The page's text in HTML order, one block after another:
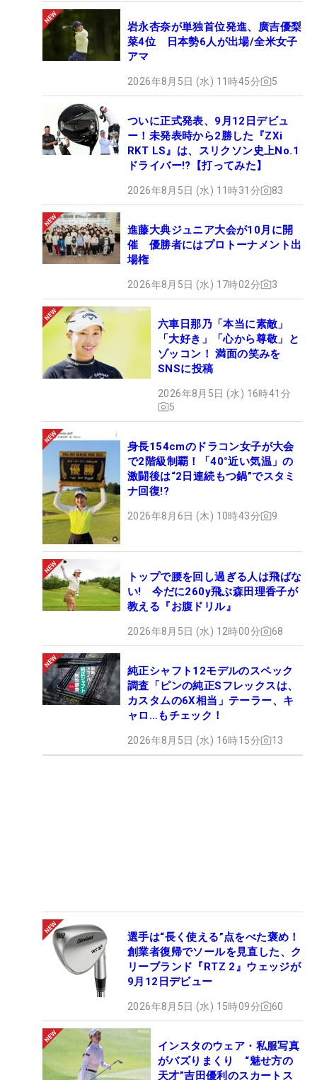
岩永杏奈が単独首位発進、廣吉優梨
菜4位 日本勢6人が出場/全米女子
アマ
2026年8月5日 (水) 11時45分 5
ついに正式発表、9月12日デビュ
ー！未発表時から2勝した『ZXi
RKT LS』は、スリクソン史上No.1
ドライバー!?【打ってみた】
2026年8月5日 (水) 11時31分 83
進藤大典ジュニア大会が10月に開
催 優勝者にはプロトーナメント出
場権
2026年8月5日 (水) 17時02分 3
六車日那乃「本当に素敵」
「大好き」「心から尊敬」と
ゾッコン！ 満面の笑みを
SNSに投稿
2026年8月5日 (水) 16時41分
5
身長154cmのドラコン女子が大会
で2階級制覇！「40°近い気温」の
激闘後は“2日連続もつ鍋”でスタミ
ナ回復!?
2026年8月6日 (木) 10時43分 9
トップで腰を回し過ぎる人は飛ばな
い! 今だに260y飛ぶ森田理香子が
教える『お腹ドリル』
2026年8月5日 (水) 12時00分 68
純正シャフト12モデルのスペック
調査「ピンの純正Sフレックスは、
カスタムの6X相当」テーラー、キ
ャロ…もチェック！
2026年8月5日 (水) 16時15分 13
選手は“長く使える”点をべた褒め！
創業者復帰でソールを見直した、ク
リーブランド『RTZ 2』ウェッジが
9月12日デビュー
2026年8月5日 (水) 15時09分 60
インスタのウェア・私服写真
がバズりまくり “魅せ方の
天才”吉田優利のスカートス